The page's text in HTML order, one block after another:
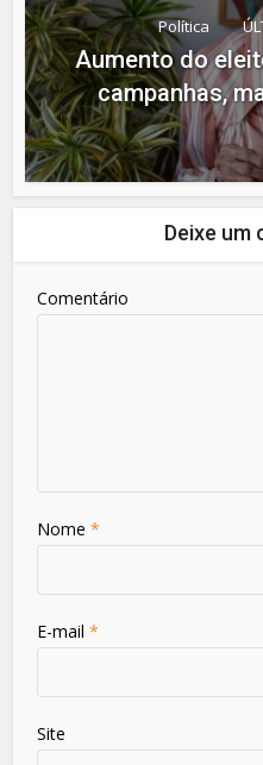
Política
Aumento do
campanhas,
Deixe um
Comentário
Nome*
E-mail*
Site